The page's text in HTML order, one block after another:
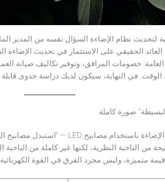
لتحديث نظام الإضاءة السؤال نفسه من المدير
خصومات المرافق، وتوفير تكاليف صيانة
متميزة، وليس مجرد الفرق في القوة